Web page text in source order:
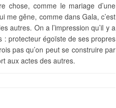
chose, comme le mariage d’une
me gêne, comme dans Gala, c’est
autres. On a l’impression qu’il y a
: protecteur égoïste de ses propres
pas qu’on peut se construire par
aux actes des autres.